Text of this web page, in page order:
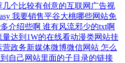
几个比较有创意的互联网广告视
我要销售平谷大桃哪些网站免
介绍些啊 谁有风流邪少的txt啊
量达到1W的在线看动漫类网站挂
营政务新媒体微博微信网站 怎么
自己网站里面的子目录的链接